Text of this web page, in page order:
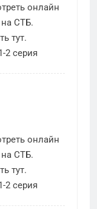
онлайн
СТБ.
тут.
2 серия
онлайн
СТБ.
тут.
2 серия